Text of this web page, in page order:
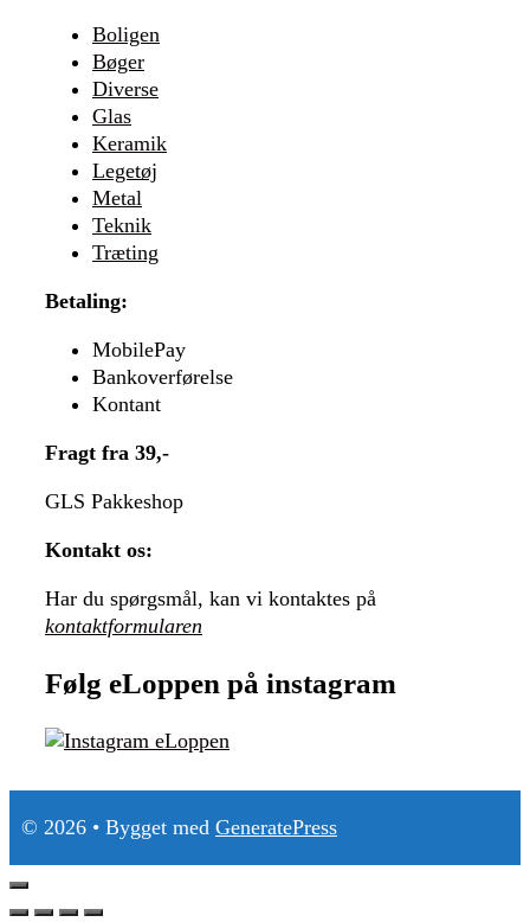
Boligen
Bøger
Diverse
Glas
Keramik
Legetøj
Metal
Teknik
Træting
Betaling:
MobilePay
Bankoverførelse
Kontant
Fragt fra 39,-
GLS Pakkeshop
Kontakt os:
Har du spørgsmål, kan vi kontaktes på
kontaktformularen
Følg eLoppen på instagram
© 2026 • Bygget med GeneratePress
Luk